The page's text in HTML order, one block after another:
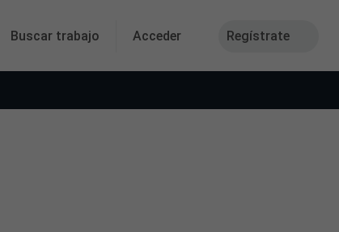
Buscar trabajo Acceder Regístrate